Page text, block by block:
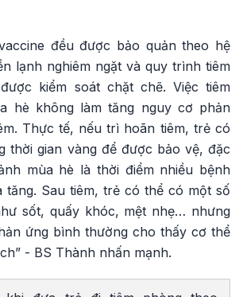
đều được bảo quản theo hệ
lạnh nghiêm ngặt và quy trình tiêm
kiểm soát chặt chẽ. Việc tiêm
hè không làm tăng nguy cơ phản
Thực tế, nếu trì hoãn tiêm, trẻ có
thời gian vàng để được bảo vệ, đặc
mùa hè là thời điểm nhiều bệnh
tăng. Sau tiêm, trẻ có thể có một số
sốt, quấy khóc, mệt nhẹ… nhưng
ứng bình thường cho thấy cơ thể
- BS Thành nhấn mạnh.